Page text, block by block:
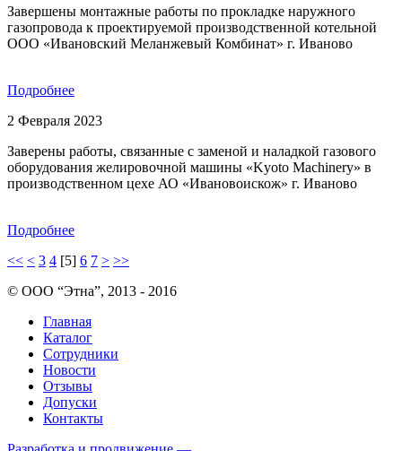
Завершены монтажные работы по прокладке наружного
газопровода к проектируемой производственной котельной
ООО «Ивановский Меланжевый Комбинат» г. Иваново
Подробнее
2 Февраля 2023
Заверены работы, связанные с заменой и наладкой газового
оборудования желировочной машины «Kyoto Machinery» в
производственном цехе АО «Ивановоискож» г. Иваново
Подробнее
<< < 3 4 [5] 6 7 > >>
© ООО “Этна”, 2013 - 2016
Главная
Каталог
Сотрудники
Новости
Отзывы
Допуски
Контакты